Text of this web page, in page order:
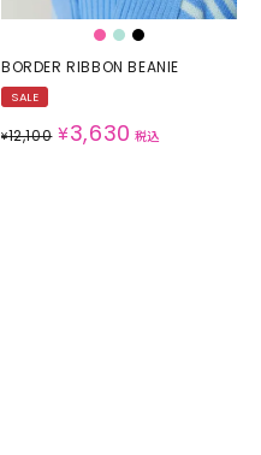
BORDER RIBBON BEANIE
SALE
¥12,100 ¥3,630 税込